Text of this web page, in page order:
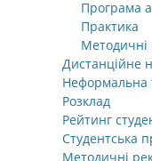
Програма
Практика
Методичні
Дистанційне
Неформальна
Розклад
Рейтинг
Студентська
Методичні